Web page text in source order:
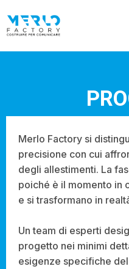
Merlo Factory si
precisione con cui
degli allestimenti. La
poiché è il momento in
e si trasformano in
Un team di esperti
progetto nei minimi
esigenze specifiche